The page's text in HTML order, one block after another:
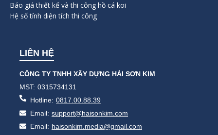
Báo giá thiết kế và thi công hồ cá koi
Hệ số tính diện tích thi công
LIÊN HỆ
CÔNG TY TNHH XÂY DỰNG HẢI SƠN KIM
MST: 0315734131
Hotline: 0817.00.88.39
Email: support@haisonkim.com
Email: haisonkim.media@gmail.com